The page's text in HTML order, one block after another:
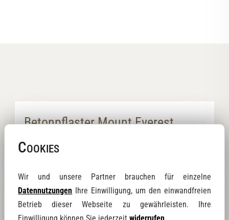
Betonpflaster Mount Everest
15x30x8 cm2
Cookies
Wir und unsere Partner brauchen für einzelne
Datennutzungen Ihre Einwilligung, um den einwandfreien
Betrieb dieser Webseite zu gewährleisten. Ihre